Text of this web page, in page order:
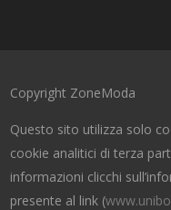
Copyright ZoneModa
Questo sito utilizza solo
cookie analitici di terza
informazioni clicchi
presente al link (